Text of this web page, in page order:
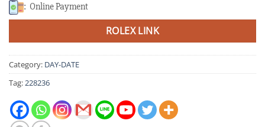
: Online Payment
ROLEX LINK
Category: DAY-DATE
Tag:228236